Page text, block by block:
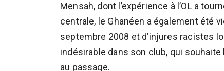
Mensah, dont l’expérience à l’OL a
centrale, le Ghanéen a également été
septembre 2008 et d’injures racistes
indésirable dans son club, qui
au passage.